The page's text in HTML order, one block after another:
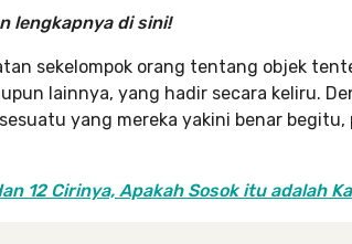
lengkapnya di sini!
sekelompok orang tentang objek
lainnya, yang hadir secara keliru.
yang mereka yakini benar
12 Cirinya, Apakah Sosok itu adalah